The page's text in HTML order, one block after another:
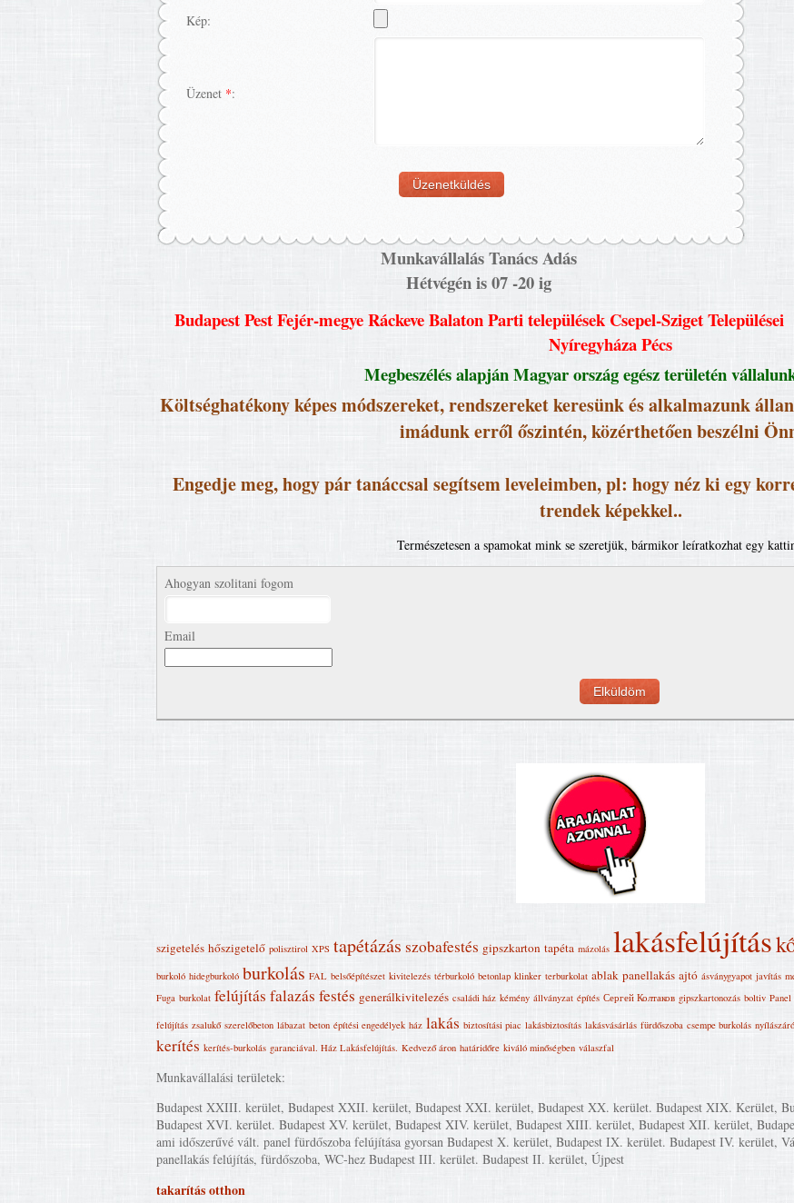
Kép:
Üzenet *:
Munkavállalás Tanács Adás
Hétvégén is 07 -20 ig
Budapest Pest Fejér-megye Ráckeve Balaton Parti települések Csepel-Sziget Települései
Nyíregyháza Pécs
Megbeszélés alapján Magyar ország egész területén
Költséghatékony képes módszereket, rendszereket keresünk és alkalmazunk
imádunk erről őszintén, közérthetően beszélni
Engedje meg, hogy pár tanáccsal segítsem leveleimben, pl: hogy néz ki egy
trendek képekkel..
Természetesen a spamokat mink se szeretjük, bármikor leíratkozhat egy
Ahogyan szolitani fogom
Email
szigetelés hőszigetelő polisztirol XPS tapétázás szobafestés gipszkarton tapéta mázolás lakásfelújítás
burkoló hidegburkoló burkolás FAL belsőépítészet kivitelezés térburkoló betonlap klinker terburkolat ablak panellakás ajtó ásványgyapot javítás
Fuga burkolat felújítás falazás festés generálkivitelezés családi ház kémény állványzat építés Сергей Колтаков gipszkartonozás boltiv Panel
felújítás zsalukő szerelőbeton lábazat beton építési engedélyek ház lakás biztosítási piac lakásbiztosítás lakásvásárlás fürdőszoba csempe burkolás
kerítés kerítés-burkolás garanciával. Ház Lakásfelújítás‎. Kedvező áron határidőre kiváló minőségben válaszfal
Munkavállalási területek:
Budapest XXIII. kerület, Budapest XXII. kerület, Budapest XXI. kerület, Budapest XX. kerület. Budapest XIX. Kerület,
Budapest XVI. kerület. Budapest XV. kerület, Budapest XIV. kerület, Budapest XIII. kerület, Budapest XII. kerület,
ami időszerűvé vált. panel fürdőszoba felújítása gyorsan Budapest X. kerület, Budapest IX. kerület. Budapest IV. kerület,
panellakás felújítás, fürdőszoba, WC-hez Budapest III. kerület. Budapest II. kerület, Újpest
takarítás otthon